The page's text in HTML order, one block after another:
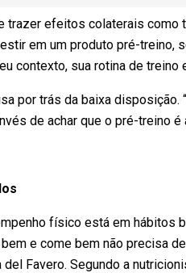
efeitos colaterais como
em um produto pré-treino,
contexto, sua rotina de treino
por trás da baixa disposição.
de achar que o pré-treino é
físico está em hábitos
e come bem não precisa
Favero. Segundo a